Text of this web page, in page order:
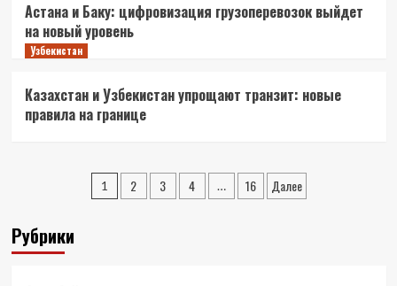
Астана и Баку: цифровизация грузоперевозок выйдет
на новый уровень
Узбекистан
Казахстан и Узбекистан упрощают транзит: новые
правила на границе
Пагинация
1 2 3 4 … 16 Далее
Рубрики